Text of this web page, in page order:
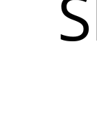
her